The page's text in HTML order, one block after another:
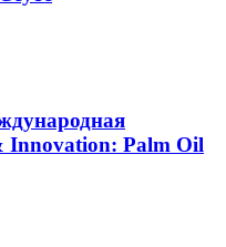
Innovation: Palm Oil